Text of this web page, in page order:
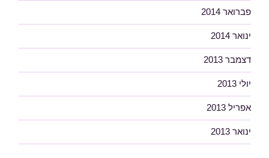
פברואר 2014
ינואר 2014
דצמבר 2013
יולי 2013
אפריל 2013
ינואר 2013